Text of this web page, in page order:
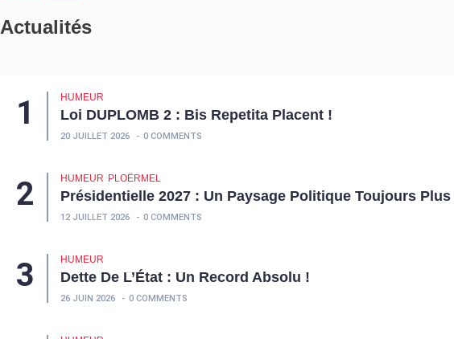
Actualités
HUMEUR
Loi DUPLOMB 2 : Bis Repetita Placent !
20 JUILLET 2026 0 COMMENTS
HUMEUR PLOËRMEL
Présidentielle 2027 : Un Paysage Politique Toujours
12 JUILLET 2026 0 COMMENTS
HUMEUR
Dette De L’État : Un Record Absolu !
26 JUIN 2026 0 COMMENTS